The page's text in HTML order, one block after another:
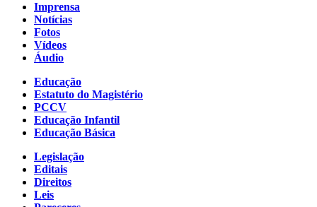
Imprensa
Notícias
Fotos
Vídeos
Áudio
Educação
Estatuto do Magistério
PCCV
Educação Infantil
Educação Básica
Legislação
Editais
Direitos
Leis